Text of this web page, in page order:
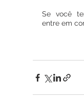
Se você
entre em